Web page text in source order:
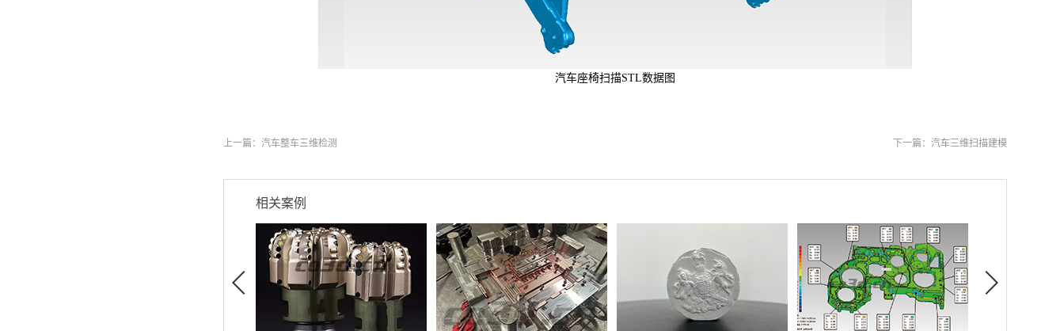
汽车座椅扫描STL数据图
上一篇： 汽车整车三维检测 下一篇： 汽车三维扫描建模
相关案例